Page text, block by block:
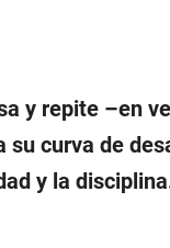
y repite –en
su curva de
y la